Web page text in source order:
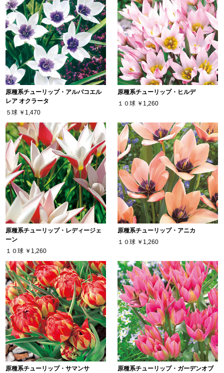
原種系チューリップ・アルバコエル
レア オクラータ
５球 ￥1,470
原種系チューリップ・ヒルデ
１０球 ￥1,260
原種系チューリップ・レディージェ
ーン
１０球 ￥1,260
原種系チューリップ・アニカ
１０球 ￥1,260
原種系チューリップ・サマンサ
原種系チューリップ・ガーデンオブ